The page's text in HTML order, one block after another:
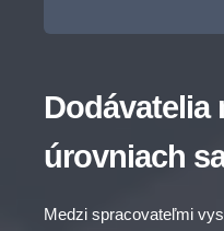
Dodávatelia
úrovniach
Medzi spracovateľmi